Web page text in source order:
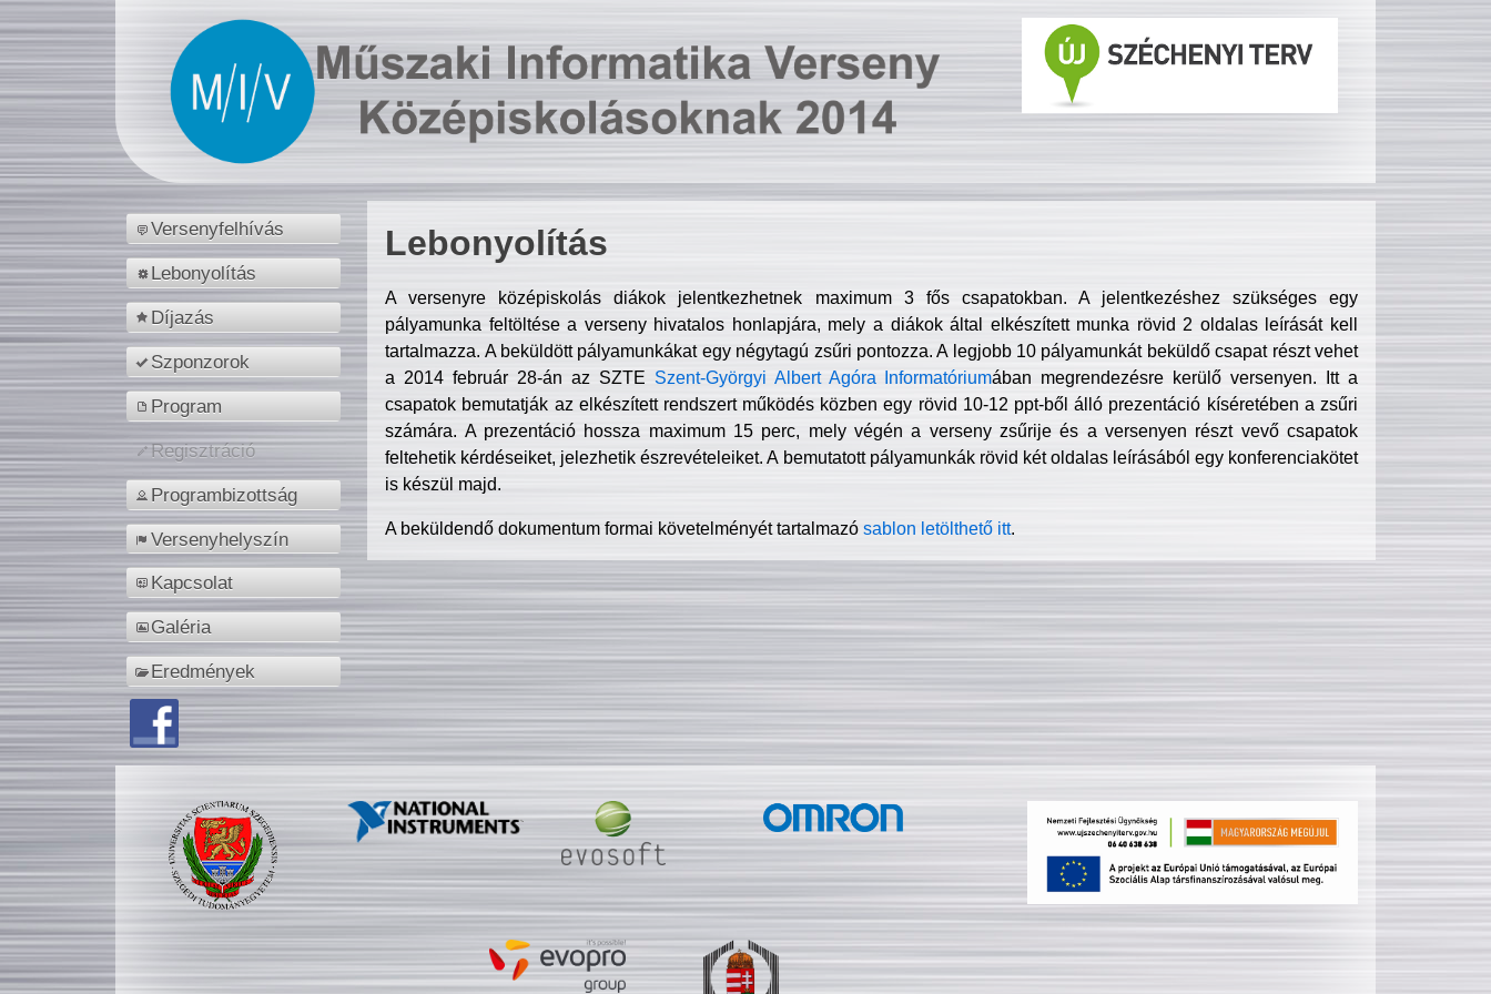
Versenyfelhívás
Lebonyolítás
Díjazás
Szponzorok
Program
Regisztráció
Programbizottság
Versenyhelyszín
Kapcsolat
Galéria
Eredmények
Lebonyolítás
A versenyre középiskolás diákok jelentkezhetnek maximum 3 fős csapatokban. A jelentkezéshez szükséges egy
pályamunka feltöltése a verseny hivatalos honlapjára, mely a diákok által elkészített munka rövid 2 oldalas leírását kell
tartalmazza. A beküldött pályamunkákat egy négytagú zsűri pontozza. A legjobb 10 pályamunkát beküldő csapat részt vehet
a 2014 február 28-án az SZTE Szent-Györgyi Albert Agóra Informatóriumában megrendezésre kerülő versenyen. Itt a
csapatok bemutatják az elkészített rendszert működés közben egy rövid 10-12 ppt-ből álló prezentáció kíséretében a zsűri
számára. A prezentáció hossza maximum 15 perc, mely végén a verseny zsűrije és a versenyen részt vevő csapatok
feltehetik kérdéseiket, jelezhetik észrevételeiket. A bemutatott pályamunkák rövid két oldalas leírásából egy konferenciakötet
is készül majd.
A beküldendő dokumentum formai követelményét tartalmazósablon letölthető itt.